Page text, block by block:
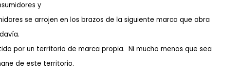
y
se arrojen en los brazos de la siguiente marca que abra
por un territorio de marca propia. Ni mucho menos que sea
de este territorio.